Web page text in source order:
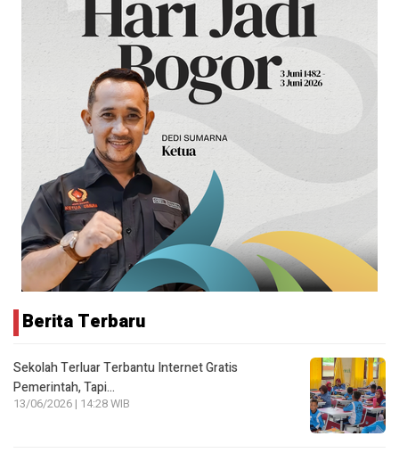
Berita Terbaru
Sekolah Terluar Terbantu Internet Gratis
Pemerintah, Tapi…
13/06/2026 | 14:28 WIB